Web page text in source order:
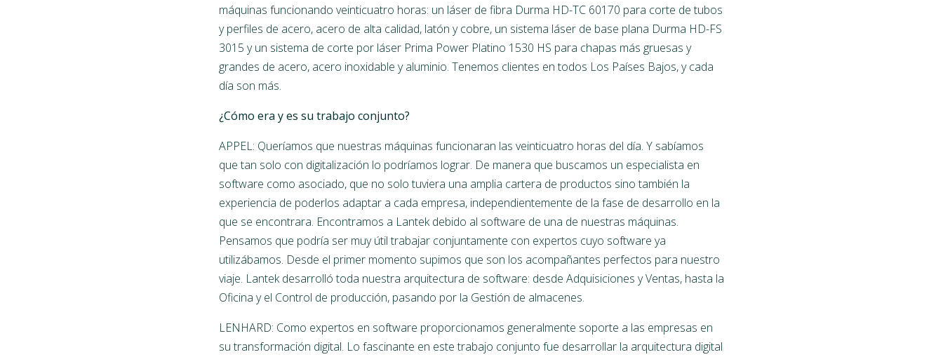
máquinas funcionando veinticuatro horas: un láser de fibra Durma HD-TC 60170 para corte de tubos
y perfiles de acero, acero de alta calidad, latón y cobre, un sistema láser de base plana Durma HD-FS
3015 y un sistema de corte por láser Prima Power Platino 1530 HS para chapas más gruesas y
grandes de acero, acero inoxidable y aluminio. Tenemos clientes en todos Los Países Bajos, y cada
día son más.
¿Cómo era y es su trabajo conjunto?
APPEL: Queríamos que nuestras máquinas funcionaran las veinticuatro horas del día. Y sabíamos
que tan solo con digitalización lo podríamos lograr. De manera que buscamos un especialista en
software como asociado, que no solo tuviera una amplia cartera de productos sino también la
experiencia de poderlos adaptar a cada empresa, independientemente de la fase de desarrollo en la
que se encontrara. Encontramos a Lantek debido al software de una de nuestras máquinas.
Pensamos que podría ser muy útil trabajar conjuntamente con expertos cuyo software ya
utilizábamos. Desde el primer momento supimos que son los acompañantes perfectos para nuestro
viaje. Lantek desarrolló toda nuestra arquitectura de software: desde Adquisiciones y Ventas, hasta la
Oficina y el Control de producción, pasando por la Gestión de almacenes.
LENHARD: Como expertos en software proporcionamos generalmente soporte a las empresas en
su transformación digital. Lo fascinante en este trabajo conjunto fue desarrollar la arquitectura digital